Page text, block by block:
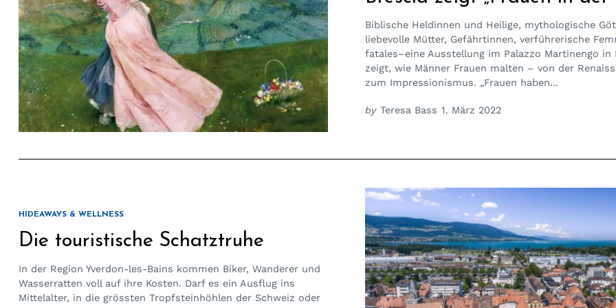
Biblische Heldinnen und Heilige, mythologische
liebevolle Mütter, Gefährtinnen, verführerische
fatales–eine Ausstellung im Palazzo Martinengo in
zeigt, wie Männer Frauen malten – von der
zum Impressionismus. „Frauen haben...
by Teresa Bass 1. März 2022
HIDEAWAYS & WELLNESS
Die touristische Schatztruhe
In der Region Yverdon-les-Bains kommen Biker, Wanderer und
Wasserratten voll auf ihre Kosten. Darf es ein Ausflug ins
Mittelalter, in die grössten Tropfsteinhöhlen der Schweiz oder